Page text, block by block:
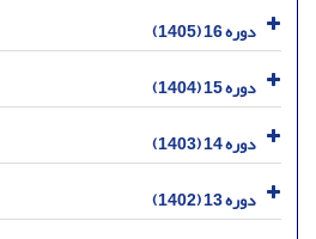
دوره 16 (1405)
دوره 15 (1404)
دوره 14 (1403)
دوره 13 (1402)